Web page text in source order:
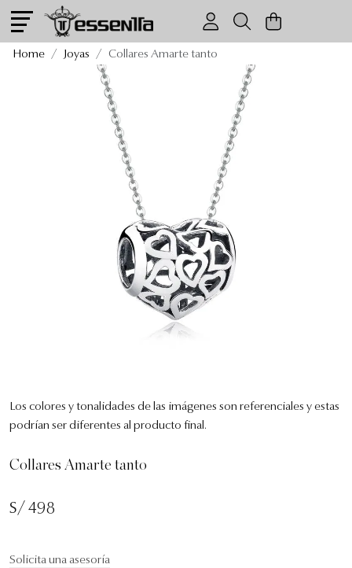
Collares Amarte tanto
Home Joyas Collares Amarte tanto
Los colores y tonalidades de las imágenes son referenciales y estas
podrían ser diferentes al producto final.
Collares Amarte tanto
S/ 498
Solicita una asesoría